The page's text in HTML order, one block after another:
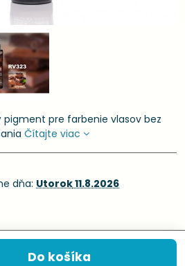
pre farbenie vlasov bez
Čítajte viac
dňa: Utorok11.8.2026
Do košíka